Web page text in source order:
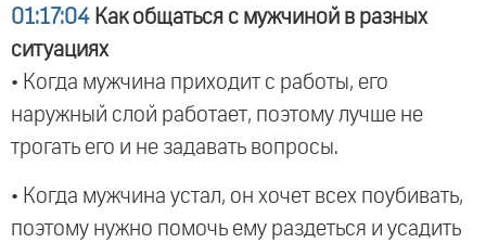
01:17:04 Как общаться с мужчиной в разных
ситуациях
• Когда мужчина приходит с работы, его
наружный слой работает, поэтому лучше не
трогать его и не задавать вопросы.
• Когда мужчина устал, он хочет всех поубивать,
поэтому нужно помочь ему раздеться и усадить